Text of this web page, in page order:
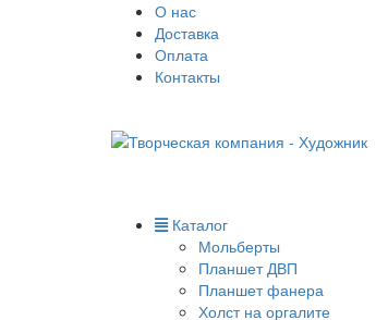
О нас
Доставка
Оплата
Контакты
Каталог
Мольберты
Планшет ДВП
Планшет фанера
Холст на оргалите